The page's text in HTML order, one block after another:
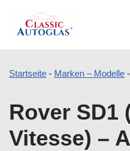
Inhalt
springen
Startseite - Marken – Modelle -
Rover SD1
Vitesse) –